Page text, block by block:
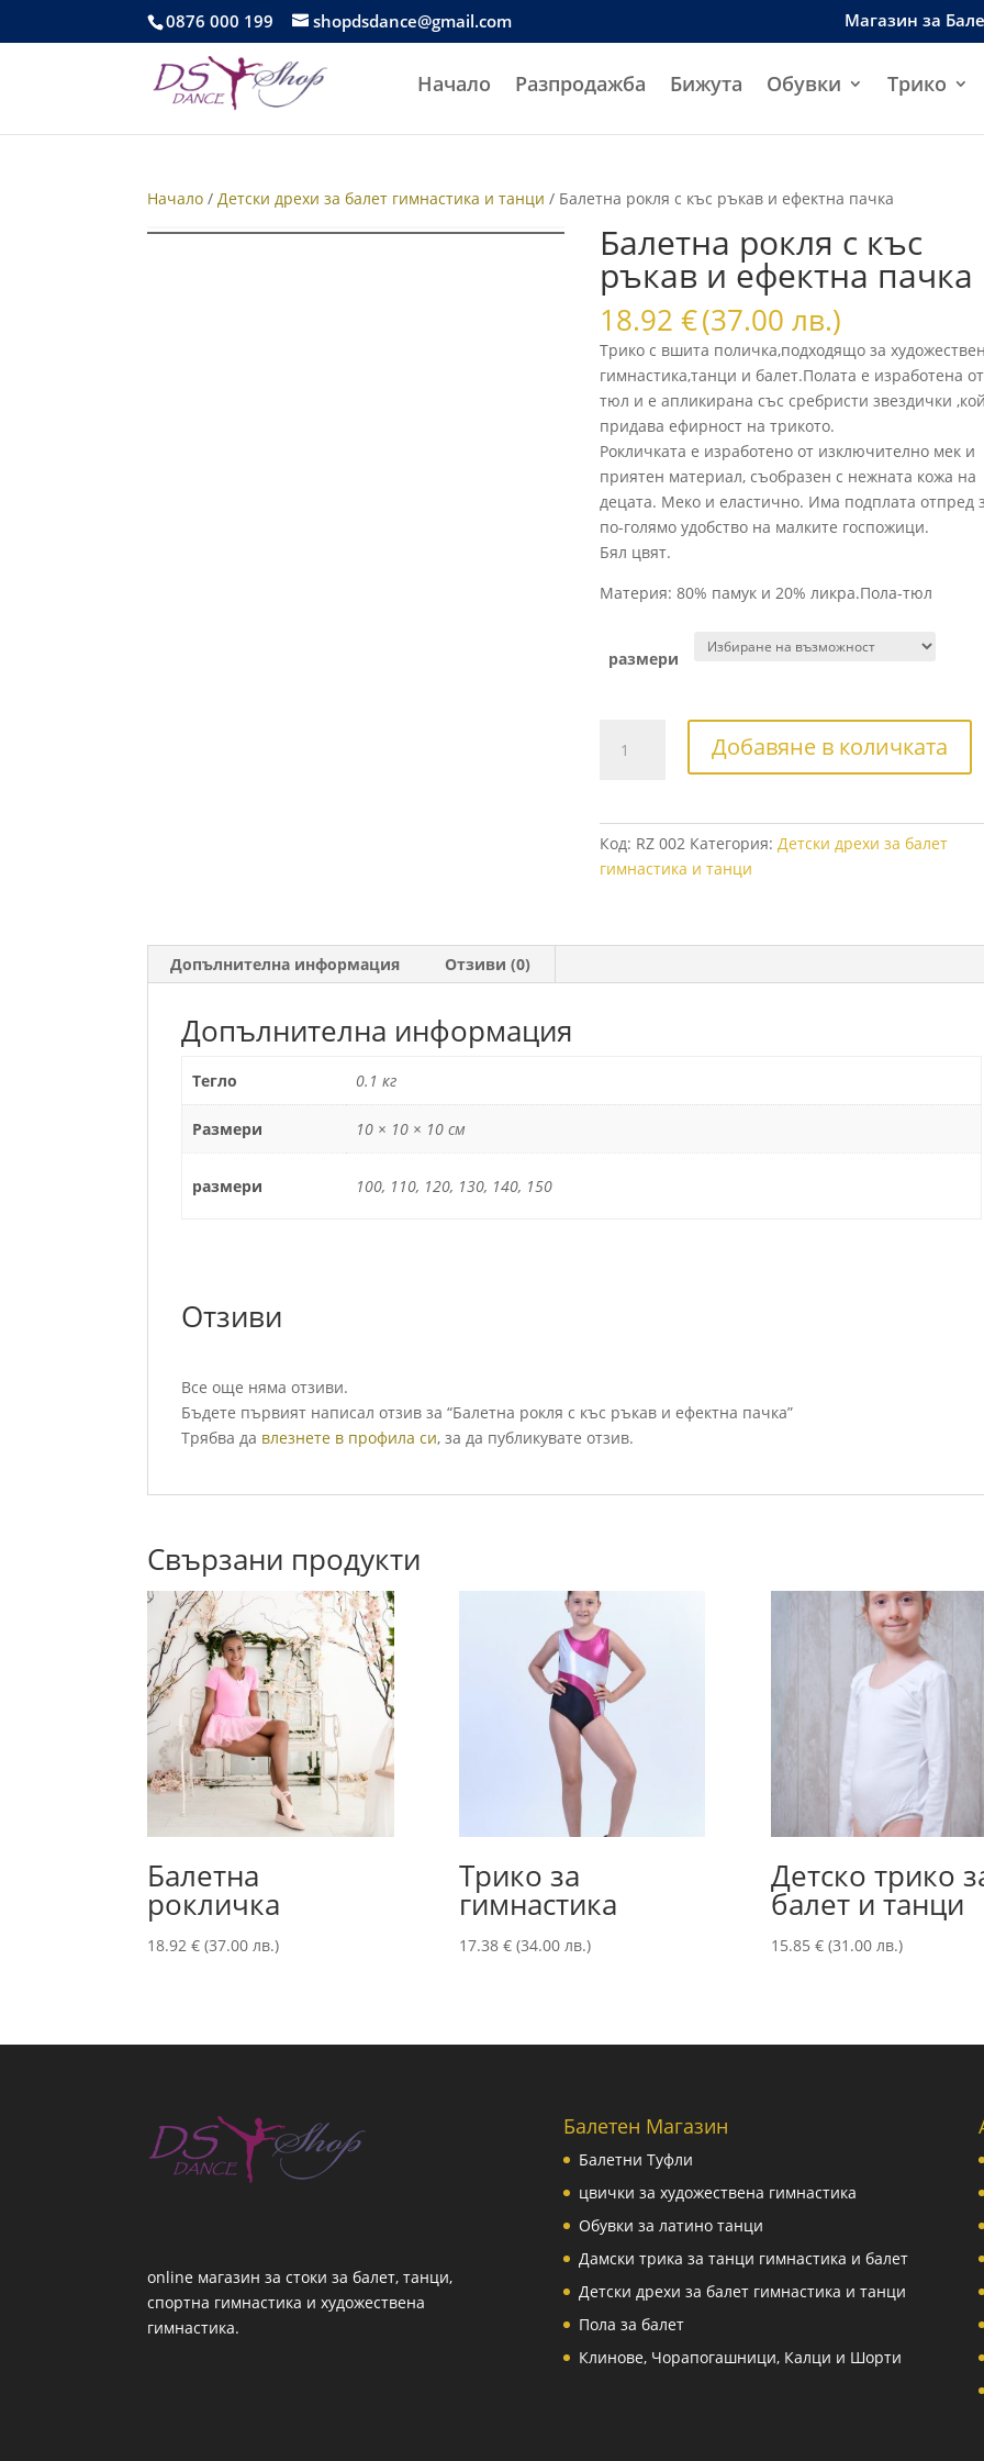
0876 000 199 shopdsdance@gmail.com Магазин за
Начало Разпродажба Бижута Обувки Трико
Начало /Детски дрехи за балет гимнастика и танци / Балетна рокля с къс ръкав и ефектна пачка
Балетна рокля с къс
ръкав и ефектна пачка
18.92€(37.00 лв.)
Tрико с вшита поличка,подходящо за
гимнастика,танци и балет.Полата е изработена от
тюл и е апликирана със сребристи звездички
придава ефирност на трикото.
Рокличката е изработено от изключително мек и
приятен материал, съобразен с нежната кожа на
децата. Меко и еластично. Има подплата отпред
по-голямо удобство на малките госпожици.
Бял цвят.
Материя: 80% памук и 20% ликра.Пола-тюл
размери
къс
Добавяне в количката
Код: RZ 002 Категория:Детски дрехи за балет
гимнастика и танци
Допълнителна информация Отзиви (0)
Допълнителна информация
Тегло 0.1 кг
Размери 10 × 10 × 10 см
размери 100, 110, 120, 130, 140, 150
Отзиви
Все още няма отзиви.
Бъдете първият написал отзив за “Балетна рокля с къс ръкав и ефектна пачка”
Трябва да влезнете в профила си, за да публикувате отзив.
Свързани продукти
Балетна
рокличка
18.92€ (37.00 лв.)
Трико за
гимнастика
17.38 € (34.00 лв.)
Детско трико
балет и танци
15.85 € (31.00 лв.)
online магазин за стоки за балет, танци,
спортна гимнастика и художествена
гимнастика.
Балетен Магазин
Балетни Туфли
цвички за художествена гимнастика
Обувки за латино танци
Дамски трика за танци гимнастика и балет
Детски дрехи за балет гимнастика и танци
Пола за балет
Клинове, Чорапогашници, Калци и Шорти